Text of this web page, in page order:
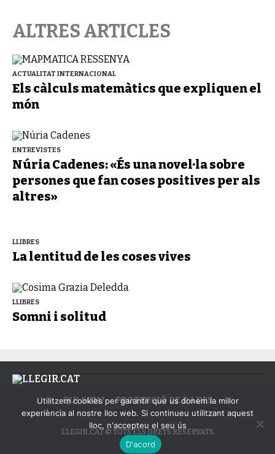
ALTRES ARTICLES
ACTUALITAT INTERNACIONAL
Els càlculs matemàtics que expliquen el
món
ENTREVISTES
Núria Cadenes: «És una novel·la sobre
persones que fan coses positives per als
altres»
LLIBRES
La lentitud de les coses vives
LLIBRES
Somni i solitud
QUI SOM? PROTECCIÓ DE DADES
LLEGIR.CAT © TOTS ELS DRETS RESERVATS.
Utilitzem cookies per garantir que us donem la millor
experiència al nostre lloc web. Si continueu utilitzant aquest
lloc, n'accepteu el seu ús
D'acord